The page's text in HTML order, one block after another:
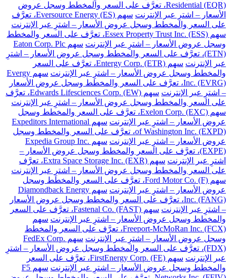
Residential (EQR)، تعرَّف على السعر والمخطط وسجل عروض
الأسعار – اشترِ عبر الإنترنت
سهم Eversource Energy (ES)، تعرَّف
على السعر والمخطط وسجل عروض الأسعار – اشترِ عبر الإنترنت
سهم Essex Property Trust Inc. (ESS)، تعرَّف على السعر والمخطط
وسجل عروض الأسعار – اشترِ عبر الإنترنت
سهم Eaton Corp. Plc
(ETN)، تعرَّف على السعر والمخطط وسجل عروض الأسعار – اشترِ
عبر الإنترنت
سهم Entergy Corp. (ETR)، تعرَّف على السعر
والمخطط وسجل عروض الأسعار – اشترِ عبر الإنترنت
سهم Evergy
Inc. (EVRG)، تعرَّف على السعر والمخطط وسجل عروض الأسعار
– اشترِ عبر الإنترنت
سهم Edwards Lifesciences Corp. (EW)، تعرَّف
على السعر والمخطط وسجل عروض الأسعار – اشترِ عبر الإنترنت
سهم Exelon Corp. (EXC)، تعرَّف على السعر والمخطط وسجل
عروض الأسعار – اشترِ عبر الإنترنت
سهم Expeditors International
of Washington Inc. (EXPD)، تعرَّف على السعر والمخطط وسجل
عروض الأسعار – اشترِ عبر الإنترنت
سهم Expedia Group Inc.
(EXPE)، تعرَّف على السعر والمخطط وسجل عروض الأسعار –
اشترِ عبر الإنترنت
سهم Extra Space Storage Inc. (EXR)، تعرَّف
على السعر والمخطط وسجل عروض الأسعار – اشترِ عبر الإنترنت
سهم Ford Motor Co. (F)، تعرَّف على السعر والمخطط وسجل
عروض الأسعار – اشترِ عبر الإنترنت
سهم Diamondback Energy
Inc. (FANG)، تعرَّف على السعر والمخطط وسجل عروض الأسعار
– اشترِ عبر الإنترنت
سهم Fastenal Co. (FAST)، تعرَّف على السعر
والمخطط وسجل عروض الأسعار – اشترِ عبر الإنترنت سهم
Freeport-McMoRan Inc. (FCX)، تعرَّف على السعر والمخطط
وسجل عروض الأسعار – اشترِ عبر الإنترنت
سهم FedEx Corp.
(FDX)، تعرَّف على السعر والمخطط وسجل عروض الأسعار – اشترِ
عبر الإنترنت
سهم FirstEnergy Corp. (FE)، تعرَّف على السعر
والمخطط وسجل عروض الأسعار – اشترِ عبر الإنترنت
سهم F5